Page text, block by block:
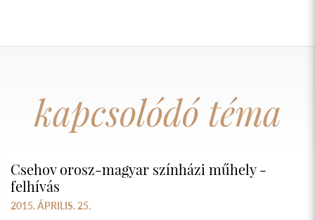
kapcsolódó téma
Csehov orosz-magyar színházi műhely -
felhívás
2015. ÁPRILIS. 25.